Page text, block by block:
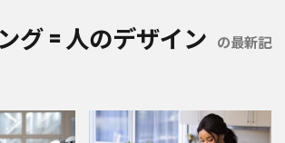
グ = 人のデザイン の最新記